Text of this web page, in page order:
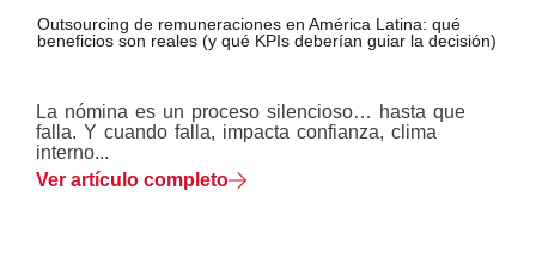
Outsourcing de remuneraciones en América Latina: qué
beneficios son reales (y qué KPIs deberían guiar la decisión)
La nómina es un proceso silencioso… hasta que
falla. Y cuando falla, impacta confianza, clima
interno...
Ver artículo completo